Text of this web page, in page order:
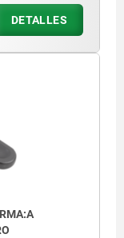
sin
DETALLES